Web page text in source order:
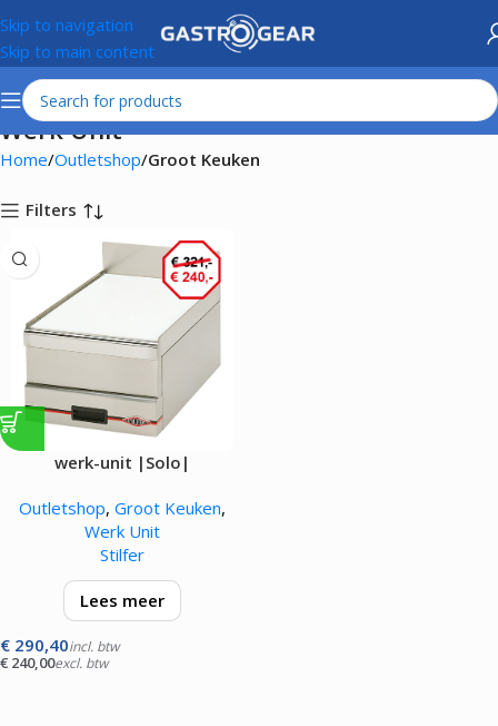
Skip to navigation
Skip to main content
Werk Unit
Home Outletshop Groot Keuken
Filters
werk-unit |Solo|
Outletshop, Groot Keuken,
Werk Unit
Stilfer
Lees meer
voorzien van roestvrijstalen
opberglade, roestvrijstalen
€ 290,40incl. btw
€ 240,00excl. btw